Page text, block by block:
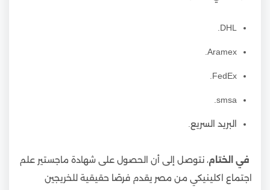
DHL.
Aramex.
FedEx.
smsa.
البريد السريع.
في الختام، نتوصل إلى أن الحصول على شهادة ماجستير علم
اجتماع اكلينيكي من مصر يقدم فرصًا حقيقية للخريجين